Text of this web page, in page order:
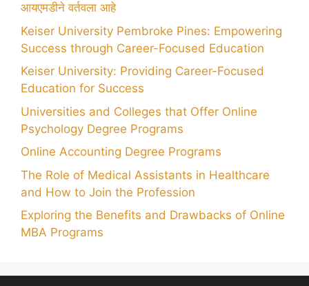
आयएमडीने वर्तवला आहे
Keiser University Pembroke Pines: Empowering
Success through Career-Focused Education
Keiser University: Providing Career-Focused
Education for Success
Universities and Colleges that Offer Online
Psychology Degree Programs
Online Accounting Degree Programs
The Role of Medical Assistants in Healthcare
and How to Join the Profession
Exploring the Benefits and Drawbacks of Online
MBA Programs